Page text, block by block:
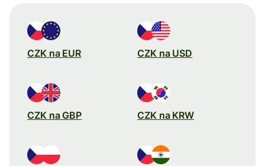
CZK na EUR CZK na USD
CZK na GBP CZK na KRW